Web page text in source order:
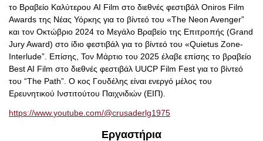
το Βραβείο Καλύτερου AI Film στο διεθνές φεστιβάλ Oniros Film
Awards της Νέας Υόρκης για το βίντεό του «The Neon Avenger”
και τον Οκτώβριο 2024 το Μεγάλο Βραβείο της Επιτροπής (Grand
Jury Award) στο ίδιο φεστιβάλ για το βίντεό του «Quietus Zone-
Interlude”. Επίσης, Τον Μάρτιο του 2025 έλαβε επίσης το βραβείο
Best AI Film στο διεθνές φεστιβάλ UUCP Film Fest για το βίντεό
του “The Path”. Ο κος Γουδέλης είναι ενεργό μέλος του
Ερευνητικού Ινστιτούτου Παιχνιδιών (ΕΙΠ).
https://www.youtube com/@crusaderlg1975
Εργαστήρια